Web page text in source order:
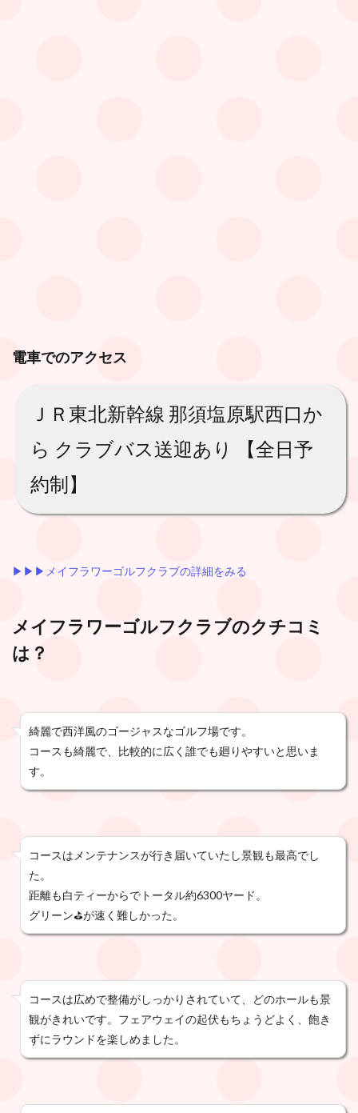
電車でのアクセス
ＪＲ東北新幹線 那須塩原駅西口か
ら クラブバス送迎あり 【全日予
約制】
▶︎▶︎▶︎メイフラワーゴルフクラブの詳細をみる
メイフラワーゴルフクラブのクチコミ
は？
綺麗で西洋風のゴージャスなゴルフ場です。
コースも綺麗で、比較的に広く誰でも廻りやすいと思いま
す。
コースはメンテナンスが行き届いていたし景観も最高でし
た。
距離も白ティーからでトータル約6300ヤード。
グリーン⛳️が速く難しかった。
コースは広めで整備がしっかりされていて、どのホールも景
観がきれいです。フェアウェイの起伏もちょうどよく、飽き
ずにラウンドを楽しめました。